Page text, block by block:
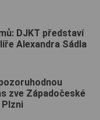
DJKT představí
Alexandra Sádla
zve Západočeské
Plzni